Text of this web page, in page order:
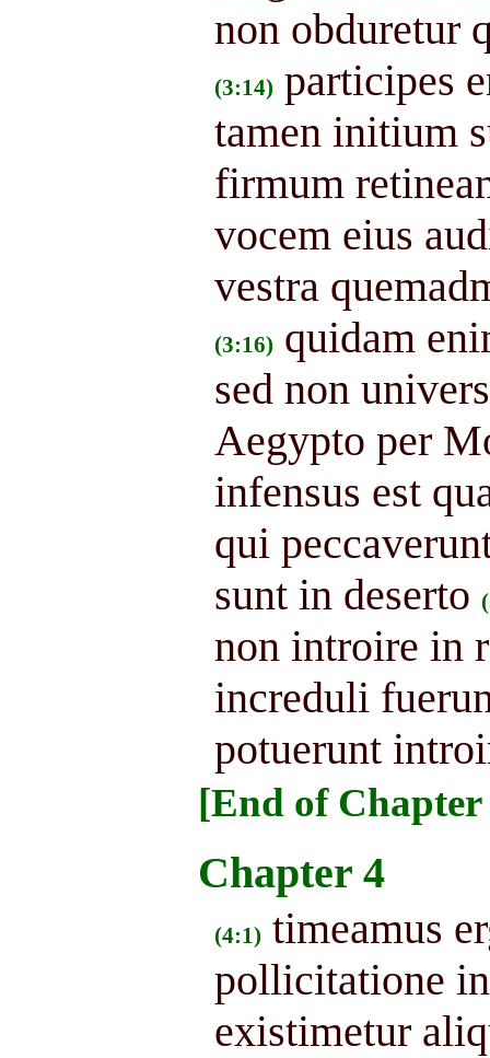
non obduretur
(3:14) participes
tamen initium
firmum
vocem eius
vestra
(3:16) quidam
sed non
Aegypto per
infensus est
qui
sunt in deserto
non introire in
increduli
potuerunt
[End of Chapter
Chapter 4
(4:1) timeamus
pollicitatione
existimetur